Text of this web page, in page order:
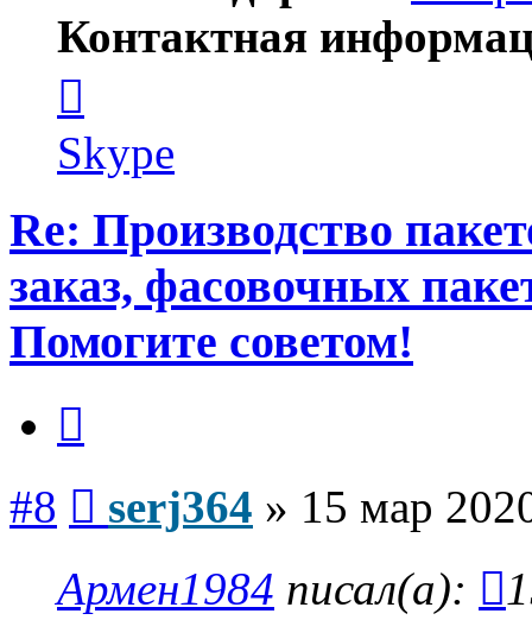
Контактная
пользователя
serj364
Skype
Re: Производство
заказ, фасовочных
Помогите советом!
#8 serj364 » 15 мар
Армен1984 писал(а):